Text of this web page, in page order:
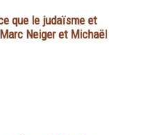
que le judaïsme et
Neiger et Michaël